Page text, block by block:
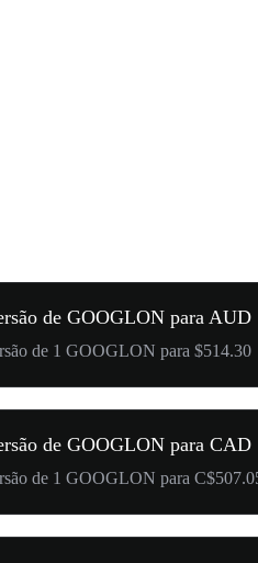
de GOOGLON para AUD
de 1 GOOGLON para $514.30
de GOOGLON para CAD
de 1 GOOGLON para